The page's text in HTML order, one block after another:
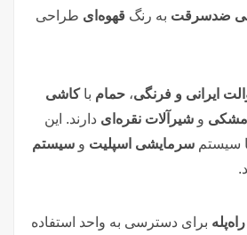
ضدسرقت به رنگ قهوه‌ای طراحی
ایرانی و فرنگی، حمام باکاشی
مشکی و شیرآلات نقره‌ای دارند. این
سیستم سرمایشی اسپلیت و سیستم
راه‌پله برای دسترسی به واحد استفاده